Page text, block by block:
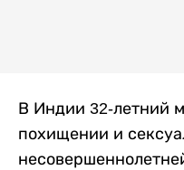
В Индии 32-летний
похищении и